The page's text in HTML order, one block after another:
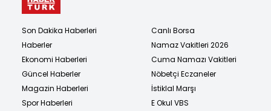
Son Dakika Haberleri
Haberler
Ekonomi Haberleri
Güncel Haberler
Magazin Haberleri
Spor Haberleri
Canlı Borsa
Namaz Vakitleri 2026
Cuma Namazı Vakitleri
Nöbetçi Eczaneler
İstiklal Marşı
E Okul VBS